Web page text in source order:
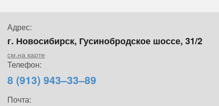
Адрес:
г. Новосибирск, Гусинобродское шоссе, 31/2
см.на карте
Телефон:
8 (913) 943–33–89
Почта: